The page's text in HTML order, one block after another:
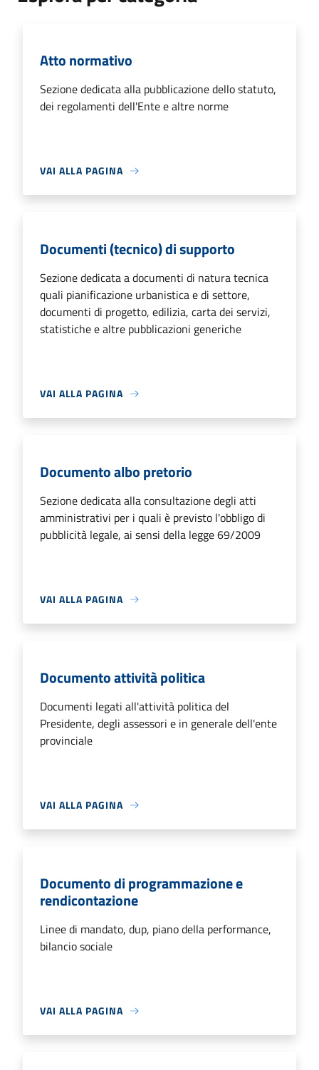
Atto normativo
Sezione dedicata alla pubblicazione dello statuto,
dei regolamenti dell'Ente e altre norme
VAI ALLA PAGINA
Documenti (tecnico) di supporto
Sezione dedicata a documenti di natura tecnica
quali pianificazione urbanistica e di settore,
documenti di progetto, edilizia, carta dei servizi,
statistiche e altre pubblicazioni generiche
VAI ALLA PAGINA
Documento albo pretorio
Sezione dedicata alla consultazione degli atti
amministrativi per i quali è previsto l'obbligo di
pubblicità legale, ai sensi della legge 69/2009
VAI ALLA PAGINA
Documento attività politica
Documenti legati all'attività politica del
Presidente, degli assessori e in generale dell'ente
provinciale
VAI ALLA PAGINA
Documento di programmazione e
rendicontazione
Linee di mandato, dup, piano della performance,
bilancio sociale
VAI ALLA PAGINA